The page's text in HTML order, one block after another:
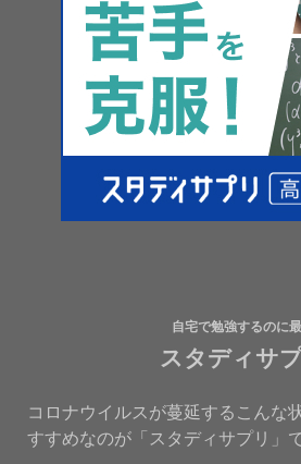
自宅で勉強するのに
スタディサ
コロナウイルスが蔓延するこんな
すすめなのが「スタディサプリ」で